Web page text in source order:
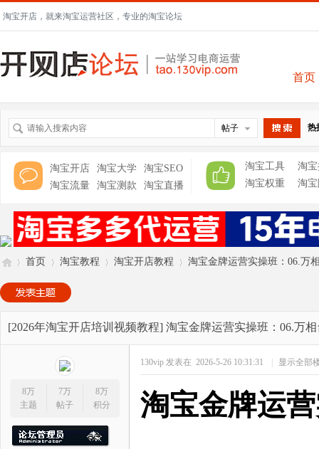
淘宝开店，就来淘宝运营社区，专业的淘宝论坛
首页
帖子 热
淘宝开店 淘宝大学
淘宝SEO
淘宝流量
淘宝测款 淘宝直播
淘宝工具
淘
淘宝权重
淘
开 »
首页
›
淘宝教程
›
淘宝开店教程
›
淘宝金牌运营实操班：06.万
[2026年淘宝开店培训视频教程] 淘宝金牌运营实操班：06.万相
8万
主题
7万
帖子
8万
积分
130vip 发表在 2026-5-26 10:31:31 | 显示全部
淘宝金牌运